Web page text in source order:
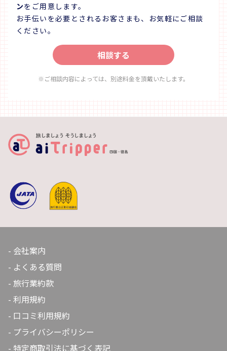
ンをご用意します。
お手伝いを必要とされるお客さまも、お気軽にご相談
ください。
相談する
※ご相談内容によっては、別途料金を頂戴いたします。
会社案内
よくある質問
旅行業約款
利用規約
口コミ利用規約
プライバシーポリシー
特定商取引法に基づく表記